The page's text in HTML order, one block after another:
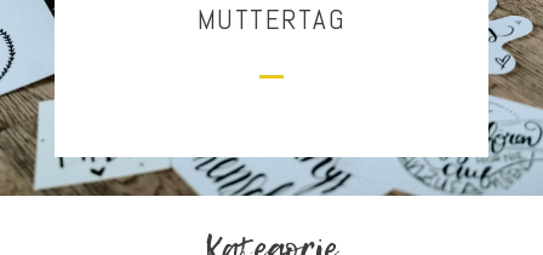
MUTTERTAG